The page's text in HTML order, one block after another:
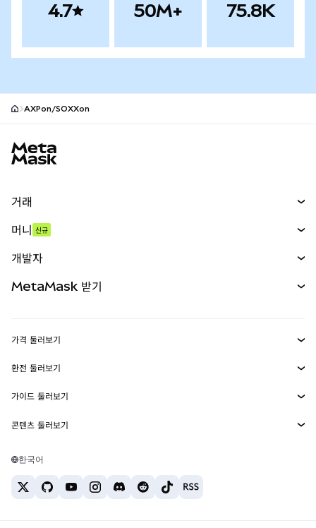
4.7 50M+ 75.8K
AXPon/SOXXon
거래
무기한 선물
실물자산
머니 신규
개발자
MetaMask Connect
Snaps
웹3 서비스
MetaMask 받기
보안
고객 지원
채용
가격 둘러보기
이더리움 가격
솔라나 가격
테더 가격
환전 둘러보기
ETH를 USD로 환전
USDT를 INR로 환전
BTC를 INR로 환전
ETH를 USDT로 환전
가이드 둘러보기
ETH 매수
USDT 매수
콘텐츠 둘러보기
솔라나 지갑
한국어